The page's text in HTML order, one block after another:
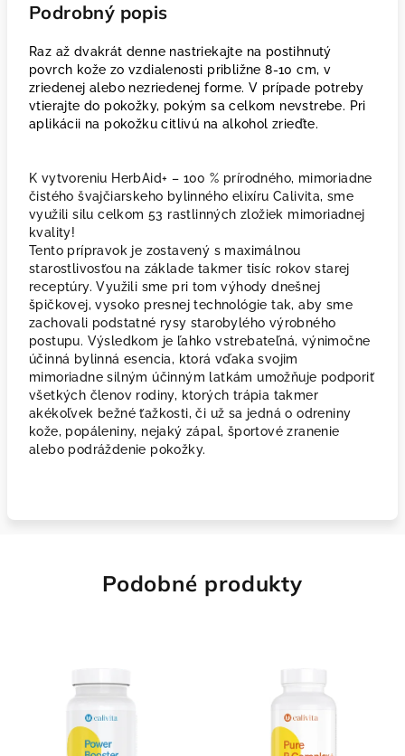
Podrobný popis
Raz až dvakrát denne nastriekajte na postihnutý
povrch kože zo vzdialenosti približne 8-10 cm, v
zriedenej alebo nezriedenej forme. V prípade potreby
vtierajte do pokožky, pokým sa celkom nevstrebe. Pri
aplikácii na pokožku citlivú na alkohol zrieďte.
K vytvoreniu HerbAid+ – 100 % prírodného, mimoriadne
čistého švajčiarskeho bylinného elixíru Calivita, sme
využili silu celkom 53 rastlinných zložiek mimoriadnej
kvality!
Tento prípravok je zostavený s maximálnou
starostlivosťou na základe takmer tisíc rokov starej
receptúry. Využili sme pri tom výhody dnešnej
špičkovej, vysoko presnej technológie tak, aby sme
zachovali podstatné rysy starobylého výrobného
postupu. Výsledkom je ľahko vstrebateľná, výnimočne
účinná bylinná esencia, ktorá vďaka svojim
mimoriadne silným účinným latkám umožňuje podporiť
všetkých členov rodiny, ktorých trápia takmer
akékoľvek bežné ťažkosti, či už sa jedná o odreniny
kože, popáleniny, nejaký zápal, športové zranenie
alebo podráždenie pokožky.
Podobné produkty